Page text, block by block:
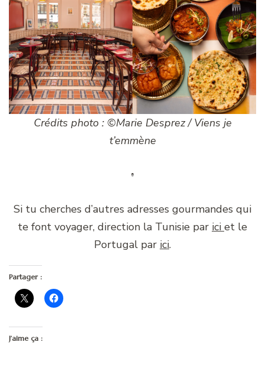
Crédits photo : ©Marie Desprez / Viens je
t’emmène
Si tu cherches d’autres adresses gourmandes qui
te font voyager, direction la Tunisie par ici et le
Portugal par ici.
Partager :
J’aime ça :